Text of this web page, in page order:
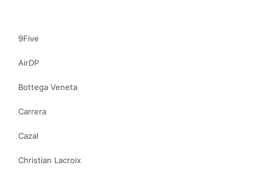
9Five
AirDP
Bottega Veneta
Carrera
Cazal
Christian Lacroix